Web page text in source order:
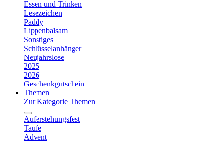
Essen und Trinken
Lesezeichen
Paddy
Lippenbalsam
Sonstiges
Schlüsselanhänger
Neujahrslose
2025
2026
Geschenkgutschein
Themen
Zur Kategorie Themen
Auferstehungsfest
Taufe
Advent